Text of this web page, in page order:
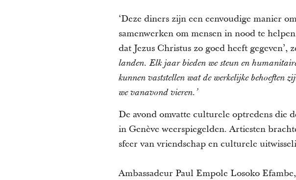
‘Deze diners zijn een eenvoudige manier
samenwerken om mensen in nood te
dat Jezus Christus zo goed heeft gegeven’,
landen. Elk jaar bieden we steun en
kunnen vaststellen wat de werkelijke behoeften
we vanavond vieren.’
De avond omvatte culturele optredens die
in Genève weerspiegelden. Artiesten
sfeer van vriendschap en culturele
Ambassadeur Paul Empole Losoko